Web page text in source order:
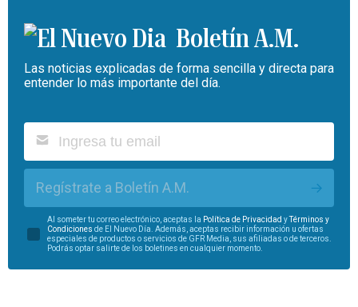
Boletín A.M.
Las noticias explicadas de forma sencilla y directa para
entender lo más importante del día.
Regístrate a Boletín A.M.
Al someter tu correo electrónico, aceptas la Política de Privacidad y
Términos y
Condiciones de El Nuevo Día. Además, aceptas recibir información u ofertas
especiales de productos o servicios de GFR Media, sus afiliadas o de terceros.
Podrás optar salirte de los boletines en cualquier momento.